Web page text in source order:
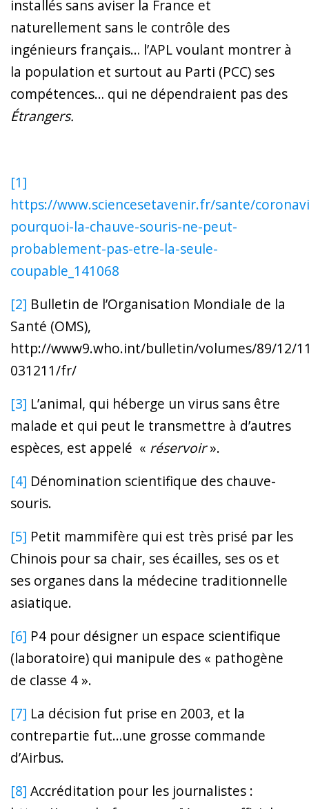
installés sans aviser la France et
naturellement sans le contrôle des
ingénieurs français… l’APL voulant montrer à
la population et surtout au Parti (PCC) ses
compétences… qui ne dépendraient pas des
Étrangers.
[1]
https://www.sciencesetavenir.fr/sante/
pourquoi-la-chauve-souris-ne-peut-
probablement-pas-etre-la-seule-
coupable_141068
[2] Bulletin de l’Organisation Mondiale de la
Santé (OMS),
http://www9.who.int/bulletin/volumes/89/12/
031211/fr/
[3] L’animal, qui héberge un virus sans être
malade et qui peut le transmettre à d’autres
espèces, est appelé « réservoir».
[4] Dénomination scientifique des chauve-
souris.
[5] Petit mammifère qui est très prisé par les
Chinois pour sa chair, ses écailles, ses os et
ses organes dans la médecine traditionnelle
asiatique.
[6] P4 pour désigner un espace scientifique
(laboratoire) qui manipule des « pathogène
de classe 4 ».
[7] La décision fut prise en 2003, et la
contrepartie fut…une grosse commande
d’Airbus.
[8] Accréditation pour les journalistes :